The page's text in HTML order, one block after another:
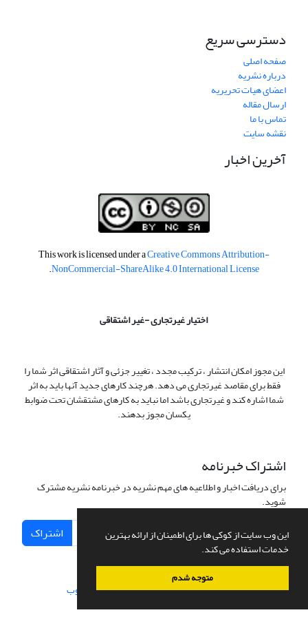
این وب سایت از کوکی ها برای اطمینان از ارائه بهترین
خدمات استفاده می کند.
متوجه شدم
دسترسی سریع
صفحه اصلی
درباره نشریه
اعضای هیات تحریریه
ارسال مقاله
تماس با ما
نقشه سایت
آخرین اخبار
This work is licensed under aCreative Commons Attribution-
NonCommercial-ShareAlike 4.0 International License
.
اختیار غیرتجاری -غیر اشتقاقی
این مجوز امکان انتشار ، ترکیب مجدد ، تغییر جزئی و آثار اشتقاقی اثر شما را
فقط برای مقاصد غیرتجاری می دهد. هرچند کارهای جدید آنها باید به اثر
شما اشاره کند و غیرتجاری باشد اما نباید به کارهای مشتقشان تحت ضوابط
یکسان مجوز بدهند.
اشتراک خبرنامه
برای دریافت اخبار و اطلاعیه های مهم نشریه در خبرنامه نشریه مشترک
شوید.
اشتراک
سامانه مدیریت نشریات علمی.طراحی و پیاده سازی از سیناوب